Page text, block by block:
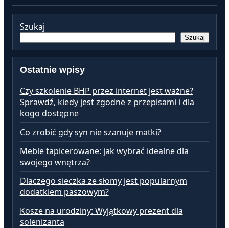
Szukaj
Szukaj
Ostatnie wpisy
Czy szkolenie BHP przez internet jest ważne?
Sprawdź, kiedy jest zgodne z przepisami i dla
kogo dostępne
Co zrobić gdy syn nie szanuje matki?
Meble tapicerowane: jak wybrać idealne dla
swojego wnętrza?
Dlaczego sieczka ze słomy jest popularnym
dodatkiem paszowym?
Kosze na urodziny: Wyjątkowy prezent dla
solenizanta